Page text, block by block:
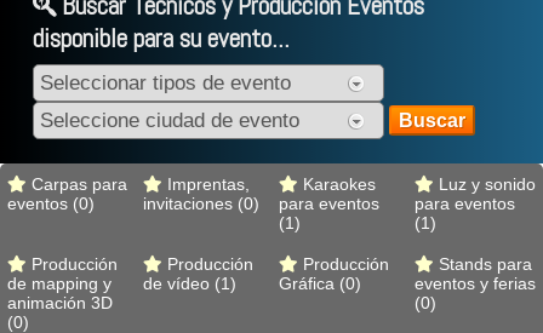
disponible para su evento...
Carpas para
eventos (0)
Imprentas,
invitaciones (0)
Karaokes
para eventos
(1)
Luz y sonido
para eventos
(1)
Producción
de mapping y
animación 3D
(0)
Producción
de vídeo (1)
Producción
Gráfica (0)
Stands para
eventos y ferias
(0)